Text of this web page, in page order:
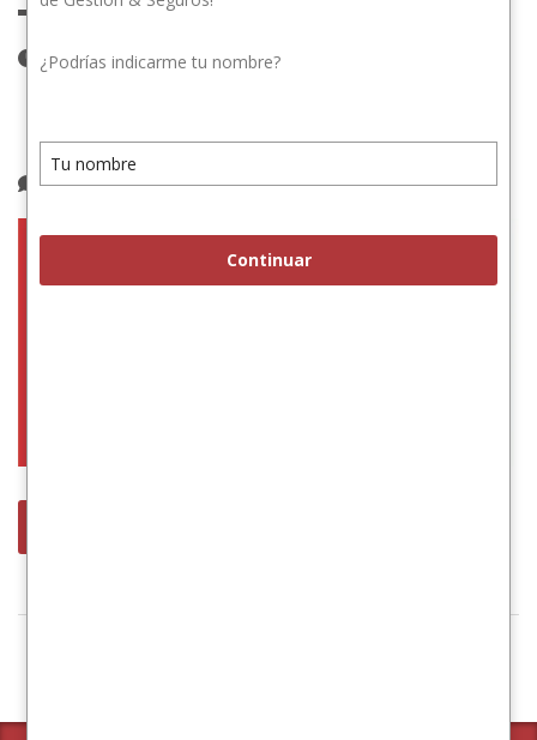
28 de julio de 2022
Categoría:Novedades
1 comentario
¿Podrías indicarme tu nombre?
Continuar